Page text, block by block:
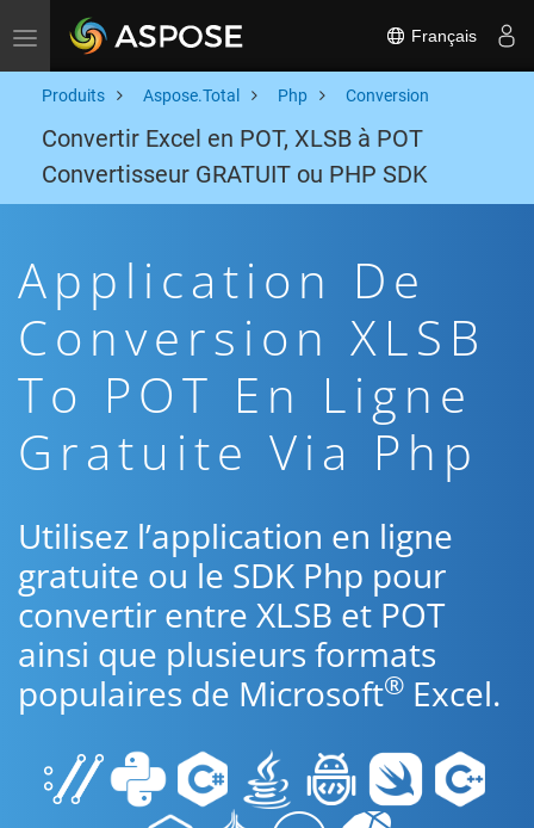
Toggle navigation Français
Produits Aspose.Total Php Conversion
Convertir Excel en POT, XLSB à POT
Convertisseur GRATUIT ou PHP SDK
Application De
Conversion XLSB
To POT En Ligne
Gratuite Via Php
Utilisez l’application en ligne
gratuite ou le SDK Php pour
convertir entre XLSB et POT
ainsi que plusieurs formats
populaires de Microsoft® Excel.